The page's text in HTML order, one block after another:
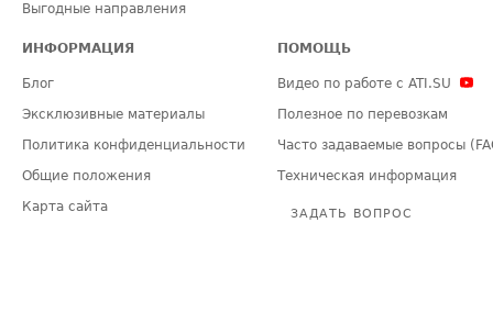
Выгодные направления
ИНФОРМАЦИЯ
Блог
Эксклюзивные материалы
Политика конфиденциальности
Общие положения
Карта сайта
ПОМОЩЬ
Видео по работе с ATI.SU
Полезное по перевозкам
Часто задаваемые вопросы
Техническая информация
ЗАДАТЬ ВОПРОС